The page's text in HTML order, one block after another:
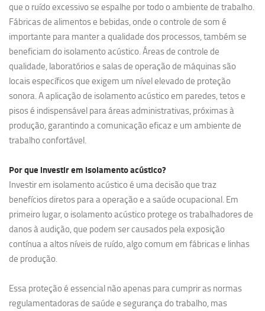
que o ruído excessivo se espalhe por todo o ambiente de trabalho.
Fábricas de alimentos e bebidas, onde o controle de som é
importante para manter a qualidade dos processos, também se
beneficiam do isolamento acústico. Áreas de controle de
qualidade, laboratórios e salas de operação de máquinas são
locais específicos que exigem um nível elevado de proteção
sonora. A aplicação de isolamento acústico em paredes, tetos e
pisos é indispensável para áreas administrativas, próximas à
produção, garantindo a comunicação eficaz e um ambiente de
trabalho confortável.
Por que investir em isolamento acústico?
Investir em isolamento acústico é uma decisão que traz
benefícios diretos para a operação e a saúde ocupacional. Em
primeiro lugar, o isolamento acústico protege os trabalhadores de
danos à audição, que podem ser causados pela exposição
contínua a altos níveis de ruído, algo comum em fábricas e linhas
de produção.
Essa proteção é essencial não apenas para cumprir as normas
regulamentadoras de saúde e segurança do trabalho, mas